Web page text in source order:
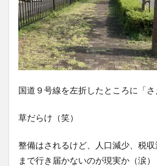
国道９号線を左折したところに「さ
草だらけ（笑）
整備はされるけど、人口減少、税
まで行き届かないのが現実か（涙）